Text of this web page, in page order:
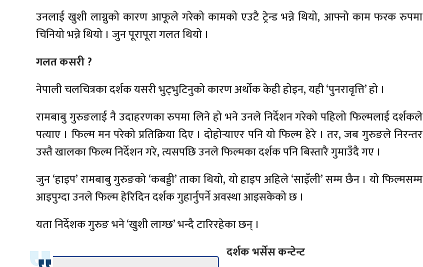
उनलाई खुशी लाग्नुको कारण आफूले गरेको कामको एउटै ट्रेन्ड भन्ने थियो, आफ्नो काम फरक रुपमा
चिनियो भन्ने थियो । जुन पूरापूरा गलत थियो ।
गलत कसरी ?
नेपाली चलचित्रका दर्शक यसरी भुट्भुटिनुको कारण अर्थोक केही होइन, यही ‘पुनरावृत्ति’ हो ।
रामबाबु गुरुङलाई नै उदाहरणका रुपमा लिने हो भने उनले निर्देशन गरेको पहिलो फिल्मलाई दर्शकले
पत्याए । फिल्म मन परेको प्रतिक्रिया दिए । दोहोर्‍याएर पनि यो फिल्म हेरे । तर, जब गुरुङले निरन्तर
उस्तै खालका फिल्म निर्देशन गरे, त्यसपछि उनले फिल्मका दर्शक पनि बिस्तारै गुमाउँदै गए ।
जुन ‘हाइप’ रामबाबु गुरुङको ‘कबड्डी’ ताका थियो, यो हाइप अहिले ‘साइँली’ सम्म छैन । यो फिल्मसम्म
आइपुग्दा उनले फिल्म हेरिदिन दर्शक गुहार्नुपर्ने अवस्था आइसकेको छ ।
यता निर्देशक गुरुङ भने ‘खुशी लाग्छ’ भन्दै टारिरहेका छन् ।
दर्शक भर्सेस कन्टेन्ट